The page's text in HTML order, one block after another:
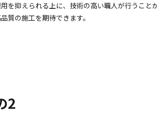
を抑えられる上に、技術の高い職人が行うこと
質の施工を期待できます。
2